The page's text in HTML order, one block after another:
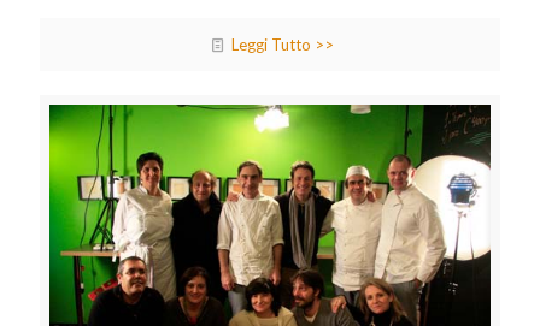
Leggi Tutto >>